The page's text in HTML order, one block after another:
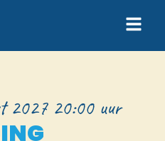
2027 20:00 uur